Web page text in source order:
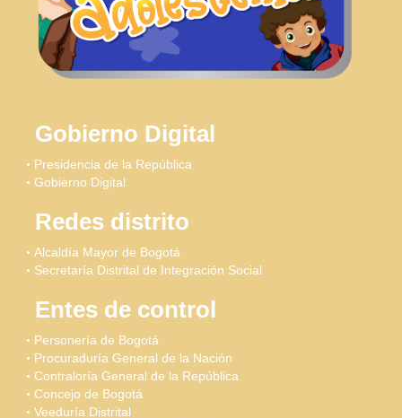
Gobierno Digital
Presidencia de la República
Gobierno Digital
Redes distrito
Alcaldía Mayor de Bogotá
Secretaría Distrital de Integración Social
Entes de control
Personería de Bogotá
Procuraduría General de la Nación
Contraloría General de la República
Concejo de Bogotá
Veeduría Distrital